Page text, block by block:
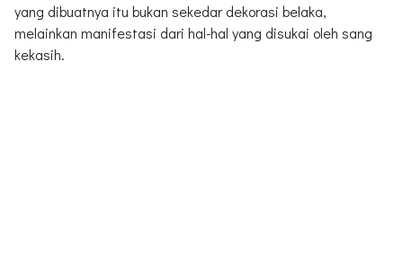
yang dibuatnya itu bukan sekedar dekorasi belaka,
melainkan manifestasi dari hal-hal yang disukai oleh sang
kekasih.